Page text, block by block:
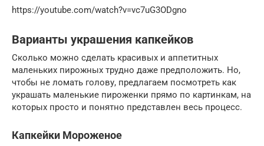
https://youtube.com/watch?v=vc7uG3ODgno
Варианты украшения капкейков
Сколько можно сделать красивых и аппетитных
маленьких пирожных трудно даже предположить. Но,
чтобы не ломать голову, предлагаем посмотреть как
украшать маленькие пироженки прямо по картинкам, на
которых просто и понятно представлен весь процесс.
Капкейки Мороженое